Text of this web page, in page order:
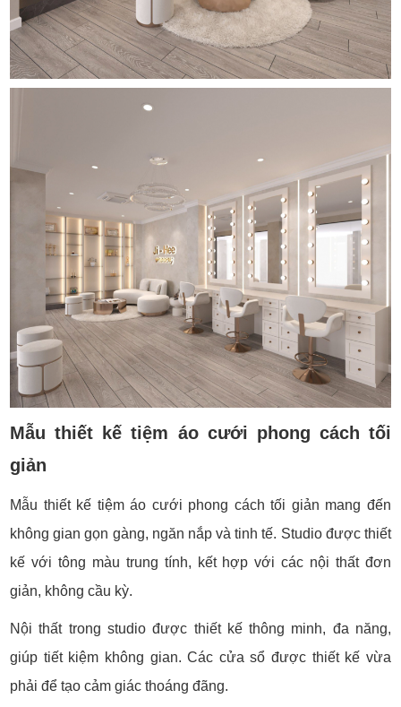
Mẫu thiết kế tiệm áo cưới phong cách tối
giản
Mẫu thiết kế tiệm áo cưới phong cách tối giản mang đến
không gian gọn gàng, ngăn nắp và tinh tế. Studio được thiết
kế với tông màu trung tính, kết hợp với các nội thất đơn
giản, không cầu kỳ.
Nội thất trong studio được thiết kế thông minh, đa năng,
giúp tiết kiệm không gian. Các cửa sổ được thiết kế vừa
phải để tạo cảm giác thoáng đãng.